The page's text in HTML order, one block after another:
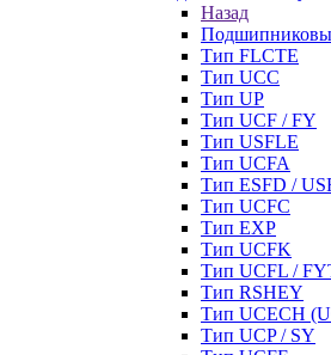
Назад
Тип FLCTE
Тип UCC
Тип UP
Тип UCF / FY
Тип USFLE
Тип UCFA
Тип ESFD /
Тип UCFC
Тип EXP
Тип UCFK
Тип UCFL /
Тип RSHEY
Тип UCECH
Тип UCP / SY